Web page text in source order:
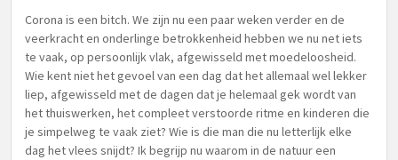
Corona is een bitch. We zijn nu een paar weken verder en de
veerkracht en onderlinge betrokkenheid hebben we nu net iets
te vaak, op persoonlijk vlak, afgewisseld met moedeloosheid.
Wie kent niet het gevoel van een dag dat het allemaal wel lekker
liep, afgewisseld met de dagen dat je helemaal gek wordt van
het thuiswerken, het compleet verstoorde ritme en kinderen die
je simpelweg te vaak ziet? Wie is die man die nu letterlijk elke
dag het vlees snijdt? Ik begrijp nu waarom in de natuur een